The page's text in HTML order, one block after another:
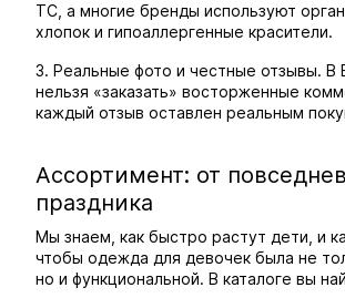
ТС, а многие бренды используют
хлопок и гипоаллергенные красители.
3. Реальные фото и честные отзывы. В
нельзя «заказать» восторженные
каждый отзыв оставлен реальным
Ассортимент: от
праздника
Мы знаем, как быстро растут дети, и
чтобы одежда для девочек была не
но и функциональной. В каталоге вы